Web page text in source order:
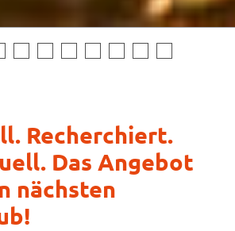
Recherchiert.
Das Angebot
nächsten